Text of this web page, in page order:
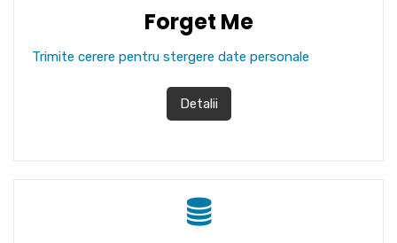
Forget Me
Trimite cerere pentru stergere date personale
Detalii